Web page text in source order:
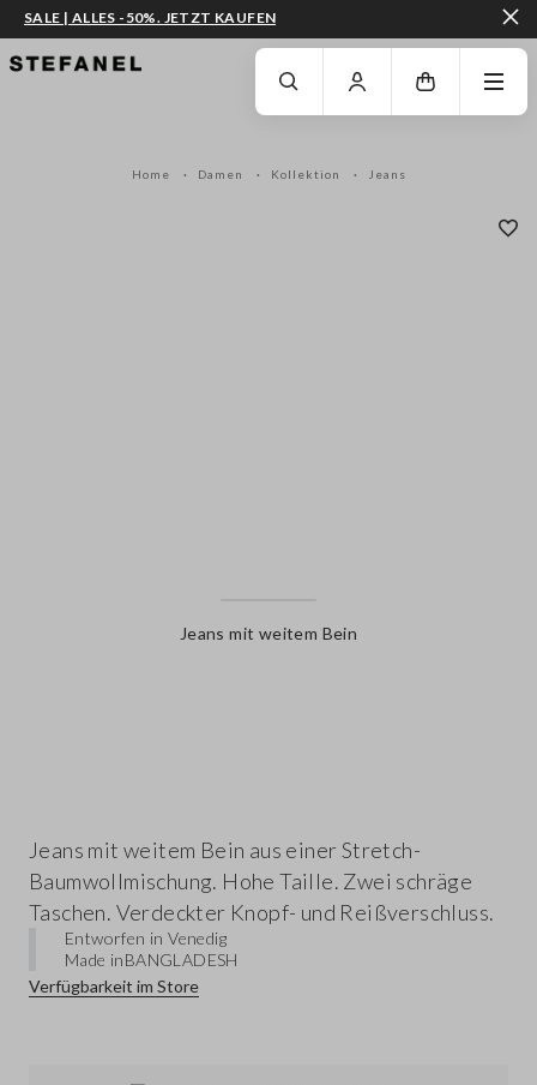
ZUM HAUPTINHALT SPRINGEN GEHEN SIE ZUM ENDE DER SEITE
SALE | ALLES -50%. JETZT KAUFEN
Home Damen Kollektion Jeans
Jeans mit weitem Bein
Jeans mit weitem Bein aus einer Stretch-
Baumwollmischung. Hohe Taille. Zwei schräge
Taschen. Verdeckter Knopf- und Reißverschluss.
Entworfen in Venedig
Made inBANGLADESH
Verfügbarkeit im Store